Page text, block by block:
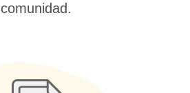
comunidad.